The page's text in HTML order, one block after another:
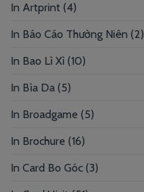
In Artprint (4)
In Báo Cáo Thường Niên (2)
In Bao Lì Xì (10)
In Bìa Da (5)
In Broadgame (5)
In Brochure (16)
In Card Bo Góc (3)